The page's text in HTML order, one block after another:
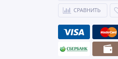
СРАВНИТЬ